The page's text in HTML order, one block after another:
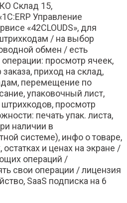
Склад 15,
Управление
«42CLOUDS», для
/ на выбор
обмен / есть
просмотр ячеек,
приход на склад,
перемещение по
упаковочный лист,
просмотр
печать упак. листа,
наличии в
системе), инфо о товаре,
остатках и ценах на экране /
операций /
свои операции / лицензия
SaaS подписка на 6